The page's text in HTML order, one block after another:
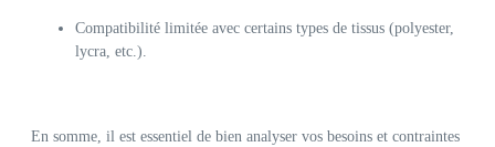
Compatibilité limitée avec certains types de tissus (polyester,
lycra, etc.).
En somme, il est essentiel de bien analyser vos besoins et contraintes